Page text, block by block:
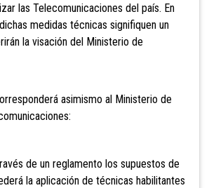
las Telecomunicaciones del país. En
medidas técnicas signifiquen un
la visación del Ministerio de
asimismo al Ministerio de
de un reglamento los supuestos de
la aplicación de técnicas habilitantes